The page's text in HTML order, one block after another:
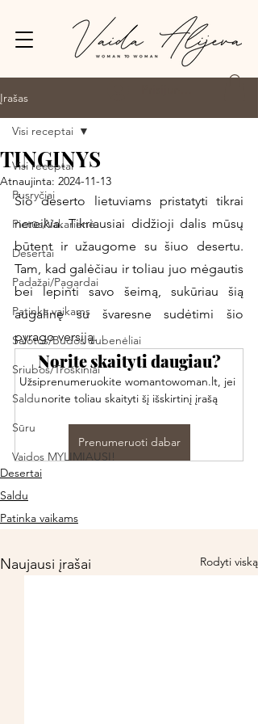
Įrašas
Visi receptai
Pusryčiai
Pietūs/Vakarienė
Desertai
Padažai/Pagardai
Patinka vaikams
Salotos/Budos dubenėliai
Sriubos/Troškiniai
Saldu
Sūru
Vaidos MYLIMIAUSI!
Visi receptai
TINGINYS
Atnaujinta: 2024-11-13
Šio deserto lietuviams pristatyti tikrai
nereikia. Tikriausiai didžioji dalis mūsų
būtent ir užaugome su šiuo desertu.
Tam, kad galėčiau ir toliau juo mėgautis
bei lepinti savo šeimą, sukūriau šią
augalinę su švaresne sudėtimi šio
pyrago versiją.
Norite skaityti daugiau?
Užsiprenumeruokite womantowoman.lt, jei
norite toliau skaityti šį išskirtinį įrašą
Prenumeruoti dabar
Desertai
Saldu
Patinka vaikams
Naujausi įrašai Rodyti viską